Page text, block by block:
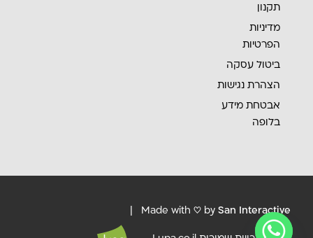
תקנון
מדיניות
הפרטיות
ביטול עסקה
הצהרת נגישות
אבטחת מידע
בלופה
Made with ♡ by San Interactive
|